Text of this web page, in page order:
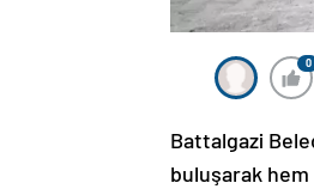
0
Battalgazi
buluşarak hem